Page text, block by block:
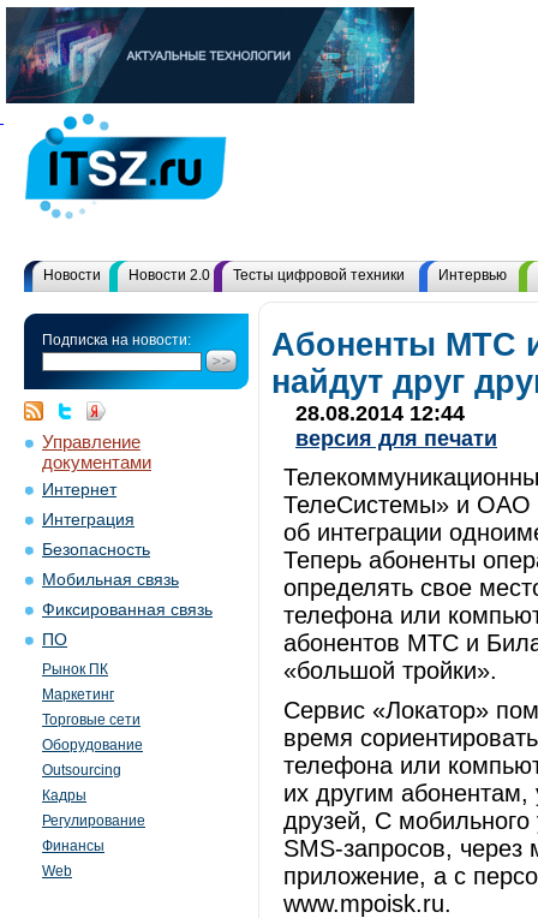
Новости Новости 2.0 Тесты цифровой техники Интервью
Подписка на новости:
Управление
документами
Интернет
Интеграция
Безопасность
Мобильная связь
Фиксированная связь
ПО
Рынок ПК
Маркетинг
Торговые сети
Оборудование
Outsourcing
Кадры
Регулирование
Финансы
Web
Абоненты МТС
найдут друг
28.08.2014 12:44
версия для печати
ТелеСистемы» и ОАО
об интеграции
Теперь абоненты
определять свое
телефона или
абонентов МТС и
«большой тройки».
Сервис «Локатор»
время
телефона или
их другим абонентам,
друзей, С
SMS-запросов,
приложение, а с
www.mpoisk.ru.